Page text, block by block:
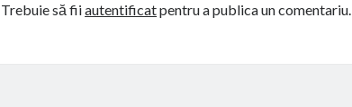
Trebuie să fiiautentificatpentru a publica un comentariu.